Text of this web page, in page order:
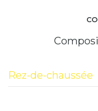
Rez-de-chaussée